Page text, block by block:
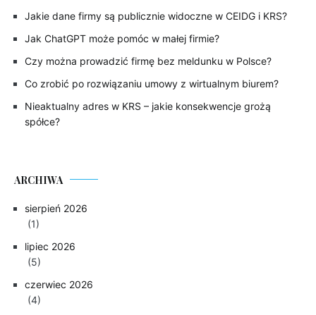
Jakie dane firmy są publicznie widoczne w CEIDG i KRS?
Jak ChatGPT może pomóc w małej firmie?
Czy można prowadzić firmę bez meldunku w Polsce?
Co zrobić po rozwiązaniu umowy z wirtualnym biurem?
Nieaktualny adres w KRS – jakie konsekwencje grożą
spółce?
ARCHIWA
sierpień 2026
(1)
lipiec 2026
(5)
czerwiec 2026
(4)